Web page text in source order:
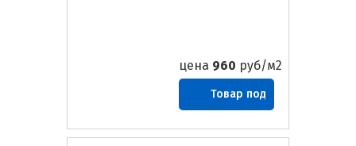
цена 960 руб/м2
Товар под
заказ